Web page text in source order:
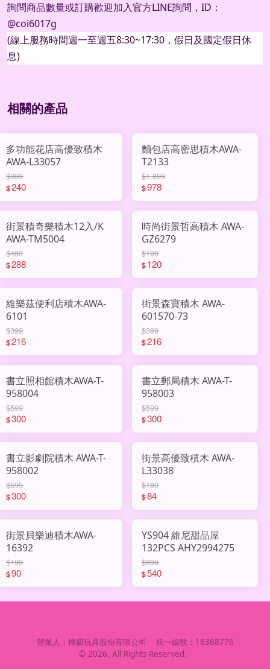
詢問商品數量或訂購歡迎加入官方LINE詢問， ID ：
@coi6017g
(線上服務時間週一至週五8:30~17:30 ，假日及國定假日休
息)
相關的產品
多功能花店高優致積木
AWA-L33057
$399
$240
麵包店高密思積木AWA-
T2133
$1,899
$978
街景積奇樂積木12入/K
AWA-TM5004
$480
$288
時尚街景哲高積木 AWA-
GZ6279
$199
$120
維樂茲便利店積木AWA-
6101
$399
$216
街景森寶積木 AWA-
601570-73
$399
$216
書立照相館積木AWA-T-
958004
$599
$300
書立郵局積木 AWA-T-
958003
$599
$300
書立影劇院積木 AWA-T-
958002
$599
$300
街景高優致積木 AWA-
L33038
$180
$84
街景貝樂迪積木AWA-
16392
$199
$90
YS904 維尼甜品屋
132PCS AHY2994275
$899
$540
營業人： 樺麒玩具股份有限公司 統一編號： 16368776
© 2026, All Rights Reserved.